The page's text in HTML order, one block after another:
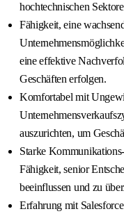
hochtechnischen
Fähigkeit, eine
eine effektive
Geschäften erfolgen.
Komfortabel mit
auszurichten, um
Starke
Fähigkeit, senior
beeinflussen und zu
Erfahrung mit